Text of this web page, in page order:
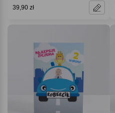
39,90 zł